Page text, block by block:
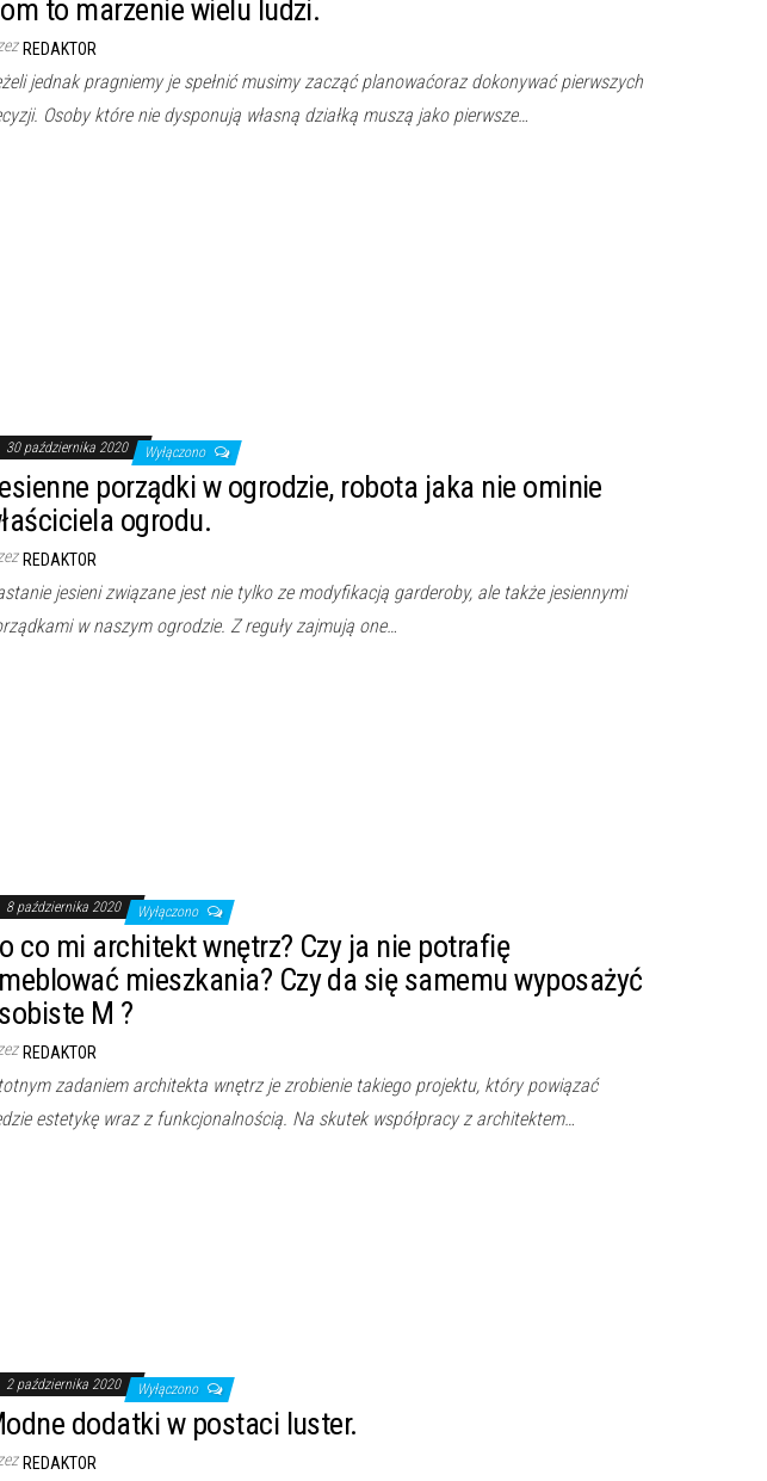
to marzenie wielu ludzi.
REDAKTOR
jednak pragniemy je spełnić musimy zacząć planowaćoraz dokonywać pierwszych
Osoby które nie dysponują własną działką muszą jako pierwsze…
30 października 2020 Wyłączono
porządki w ogrodzie, robota jaka nie ominie
ogrodu.
REDAKTOR
jesieni związane jest nie tylko ze modyfikacją garderoby, ale także jesiennymi
w naszym ogrodzie. Z reguły zajmują one…
8 października 2020 Wyłączono
co mi architekt wnętrz? Czy ja nie potrafię
mieszkania? Czy da się samemu wyposażyć
M ?
REDAKTOR
zadaniem architekta wnętrz je zrobienie takiego projektu, który powiązać
estetykę wraz z funkcjonalnością. Na skutek współpracy z architektem…
2 października 2020 Wyłączono
dodatki w postaci luster.
REDAKTOR